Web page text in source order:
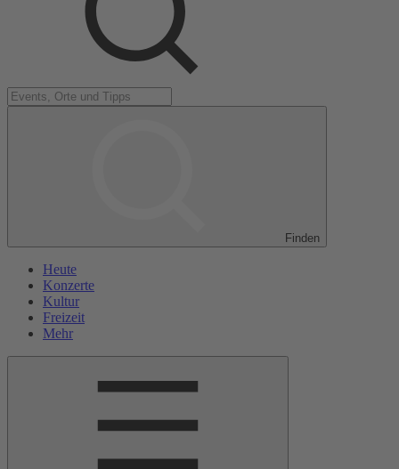
Finden
Heute
Konzerte
Kultur
Freizeit
Mehr